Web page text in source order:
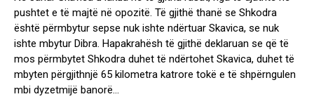
pushtet e të majtë në opozitë. Të gjithë thanë se Shkodra
është përmbytur sepse nuk ishte ndërtuar Skavica, se nuk
ishte mbytur Dibra. Hapakrahësh të gjithë deklaruan se që të
mos përmbytet Shkodra duhet të ndërtohet Skavica, duhet të
mbyten përgjithnjë 65 kilometra katrore tokë e të shpërngulen
mbi dyzetmijë banorë…